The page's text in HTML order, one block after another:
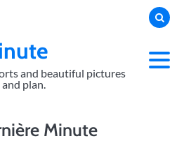
and beautiful pictures
plan.
Minute